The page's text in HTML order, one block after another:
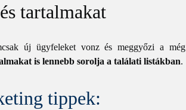
tartalmakat
új ügyfeleket vonz és meggyőzi a még
is lennebb sorolja a találati listákban.
tippek: